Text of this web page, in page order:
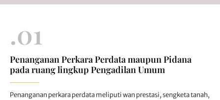
.01
Penanganan Perkara Perdata maupun Pidana
pada ruang lingkup Pengadilan Umum
Penanganan perkara perdata meliputi wan prestasi, sengketa tanah,